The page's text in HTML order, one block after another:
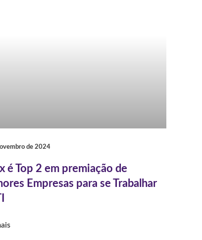
é Top 2 em premiação de
Empresas para se Trabalhar
de 2024